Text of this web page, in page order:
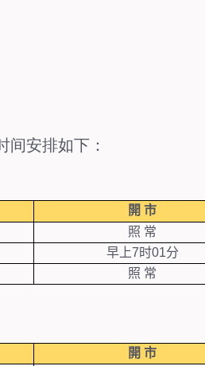
安排如下：
開 市
照 常
早上7时01分
照 常
開 市